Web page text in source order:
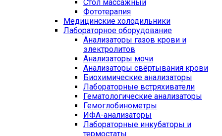
Стол массажный
Фототерапия
Медицинские холодильники
Лабораторное оборудование
Анализаторы газов крови и
электролитов
Анализаторы мочи
Анализаторы свёртывания крови
Биохимические анализаторы
Лабораторные встряхиватели
Гематологические анализаторы
Гемоглобинометры
ИФА-анализаторы
Лабораторные инкубаторы и
термостаты